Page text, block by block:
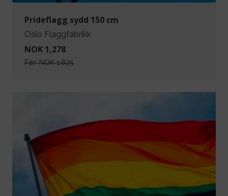
Prideflagg sydd 150 cm
Oslo Flaggfabrikk
NOK 1,278
Før:NOK 1,825